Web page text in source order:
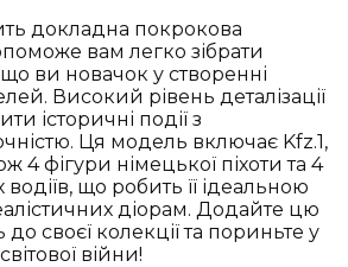
докладна покрокова
вам легко зібрати
ви новачок у створенні
Високий рівень деталізації
історичні події з
Ця модель включає Kfz.1,
4 фігури німецької піхоти та 4
що робить її ідеальною
діорам. Додайте цю
своєї колекції та пориньте у
війни!